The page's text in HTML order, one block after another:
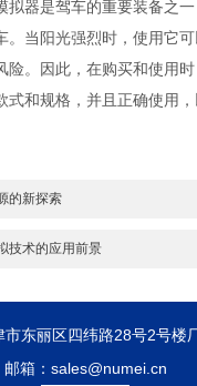
器是驾车的重要装备之一
。当阳光强烈时，使用它
险。因此，在购买和使用
式和规格，并且正确使用
的新探索
技术的应用前景
市东丽区四纬路28号2号楼
邮箱：sales@numei.cn